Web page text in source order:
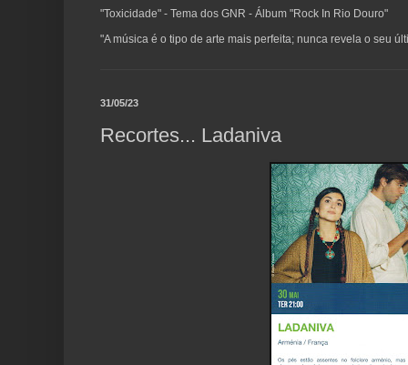
"Toxicidade" - Tema dos GNR - Álbum "Rock In Rio Douro"
"A música é o tipo de arte mais perfeita; nunca revela o seu
31/05/23
Recortes... Ladaniva